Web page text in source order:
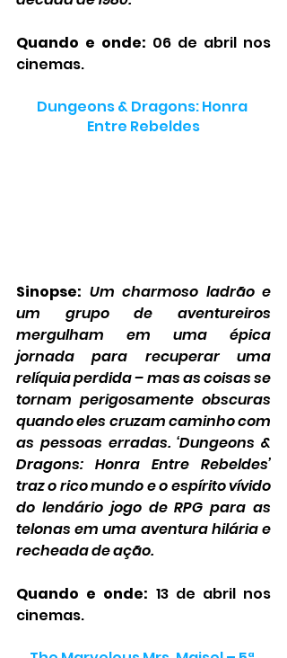
Quando e onde: 06 de abril nos
cinemas.
Dungeons & Dragons: Honra
Entre Rebeldes
Sinopse: Um charmoso ladrão e
um grupo de aventureiros
mergulham em uma épica
jornada para recuperar uma
relíquia perdida – mas as coisas se
tornam perigosamente obscuras
quando eles cruzam caminho com
as pessoas erradas. ‘Dungeons &
Dragons: Honra Entre Rebeldes’
traz o rico mundo e o espírito vívido
do lendário jogo de RPG para as
telonas em uma aventura hilária e
recheada de ação.
Quando e onde: 13 de abril nos
cinemas.